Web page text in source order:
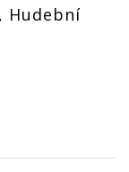
Hudební